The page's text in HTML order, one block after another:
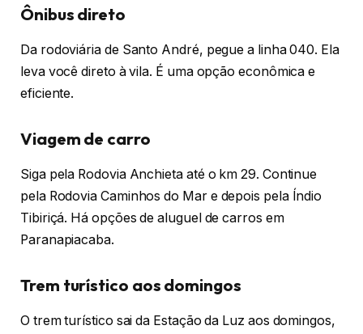
Ônibus direto
Da rodoviária de Santo André, pegue a linha 040. Ela
leva você direto à vila. É uma opção econômica e
eficiente.
Viagem de carro
Siga pela Rodovia Anchieta até o km 29. Continue
pela Rodovia Caminhos do Mar e depois pela Índio
Tibiriçá. Há opções de aluguel de carros em
Paranapiacaba.
Trem turístico aos domingos
O trem turístico sai da Estação da Luz aos domingos,